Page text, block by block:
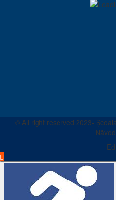
© All right reserved 2023-